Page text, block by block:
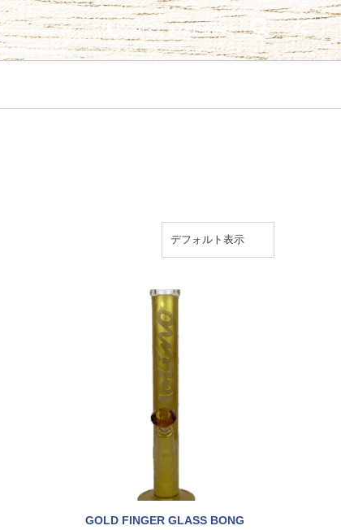
お問い合わせ （03）4221-0042
GOLD FINGER GLASS BONG